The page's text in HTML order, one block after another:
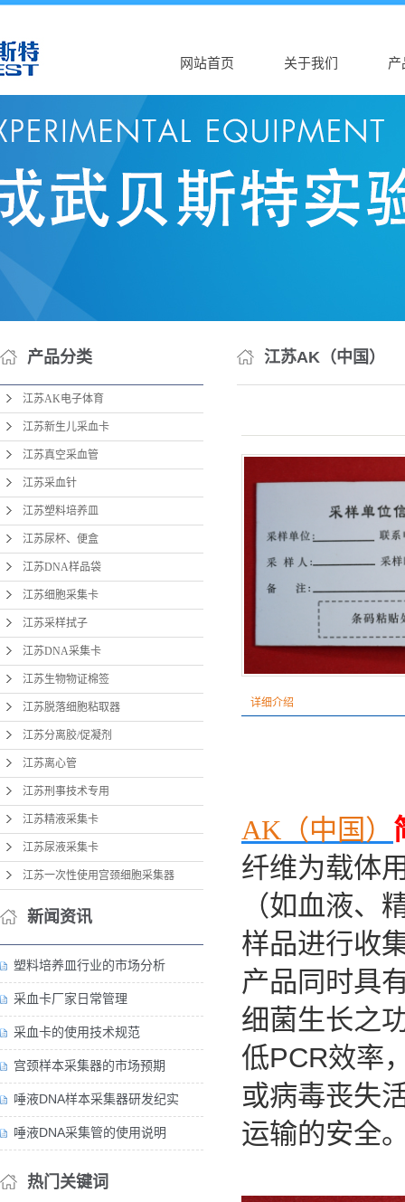
网站首页 关于我们
公司介绍
AK（中国）
产
江苏
江
江苏
江苏
江
江苏
江苏
江苏
宫颈
产品分类
江苏AK电子体育
江苏新生儿采血卡
江苏真空采血管
江苏采血针
江苏塑料培养皿
江苏尿杯、便盒
江苏DNA样品袋
江苏细胞采集卡
江苏采样拭子
江苏DNA采集卡
江苏生物物证棉签
江苏脱落细胞粘取器
江苏分离胶/促凝剂
江苏离心管
江苏刑事技术专用
江苏精液采集卡
江苏尿液采集卡
江苏一次性使用宫颈细胞采集器
新闻资讯
塑料培养皿行业的市场分析
采血卡厂家日常管理
采血卡的使用技术规范
宫颈样本采集器的市场预期
唾液DNA样本采集器研发纪实
唾液DNA采集管的使用说明
热门关键词
江苏AK（中国）
详细介绍
AK（中国）
纤维为载体
（如血液、
样品进行收
产品同时具
细菌生长之
低PCR效率
或病毒丧失
运输的安全